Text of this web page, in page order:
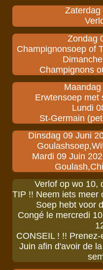
Zaterdag
Zondag
Champignonsoep of
Champignons
Erwtensoep met
Lundi
St-Germain
Dinsdag 09 Juni
Mardi 09 Juin
Verlof op wo
TIP !! Neem iets meer
Soep hebt voor
Congé le mercredi
CONSEIL ! !!
Juin afin d'avoir de